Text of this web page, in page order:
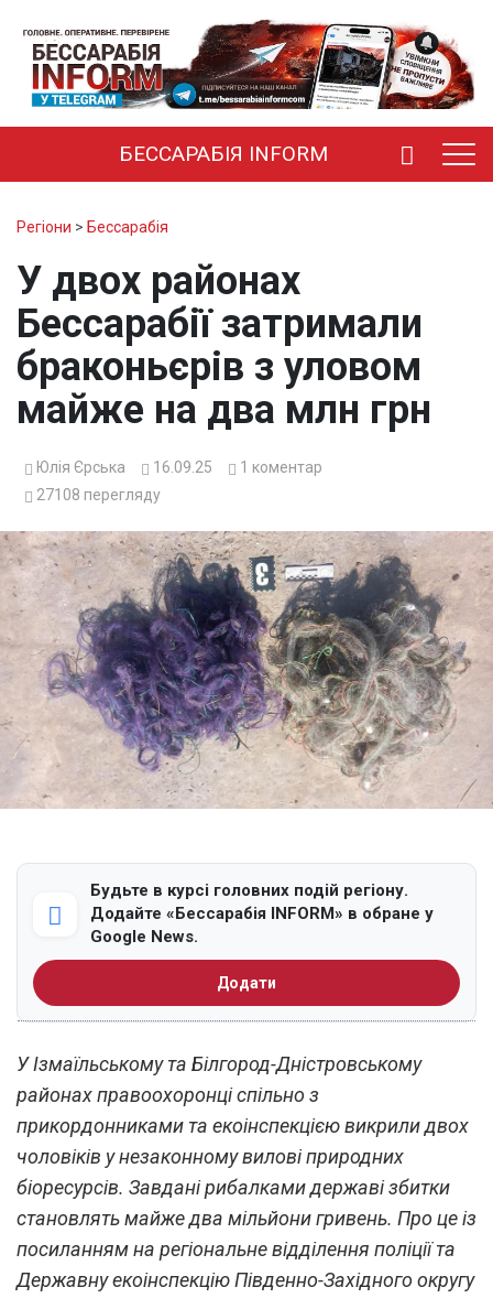
БЕССАРАБІЯ INFORM
Регіони > Бессарабія
У двох районах
Бессарабії затримали
браконьєрів з уловом
майже на два млн грн
Юлія Єрська 16.09.25 1 коментар
27108 перегляду
Будьте в курсі головних подій регіону.
Додайте «Бессарабія INFORM» в обране у
Google News.
Додати
У Ізмаїльському та Білгород-Дністровському
районах правоохоронці спільно з
прикордонниками та екоінспекцією викрили двох
чоловіків у незаконному вилові природних
біоресурсів. Завдані рибалками державі збитки
становлять майже два мільйони гривень. Про це із
посиланням на регіональне відділення поліції та
Державну екоінспекцію Південно-Західного округу